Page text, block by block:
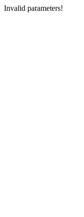
Invalid parameters!